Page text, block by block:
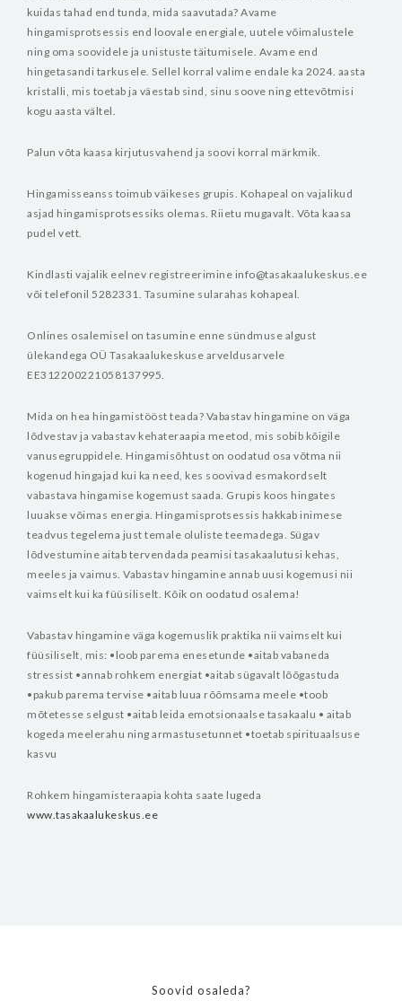
kuidas tahad end tunda, mida saavutada? Avame
hingamisprotsessis end loovale energiale, uutele võimalustele
ning oma soovidele ja unistuste täitumisele. Avame end
hingetasandi tarkusele. Sellel korral valime endale ka 2024. aasta
kristalli, mis toetab ja väestab sind, sinu soove ning ettevõtmisi
kogu aasta vältel.
Palun võta kaasa kirjutusvahend ja soovi korral märkmik.
Hingamisseanss toimub väikeses grupis. Kohapeal on vajalikud
asjad hingamisprotsessiks olemas. Riietu mugavalt. Võta kaasa
pudel vett.
Kindlasti vajalik eelnev registreerimine info@tasakaalukeskus.ee
või telefonil 5282331. Tasumine sularahas kohapeal.
Onlines osalemisel on tasumine enne sündmuse algust
ülekandega OÜ Tasakaalukeskuse arveldusarvele
EE312200221058137995.
Mida on hea hingamistööst teada? Vabastav hingamine on väga
lõdvestav ja vabastav kehateraapia meetod, mis sobib kõigile
vanusegruppidele. Hingamisõhtust on oodatud osa võtma nii
kogenud hingajad kui ka need, kes soovivad esmakordselt
vabastava hingamise kogemust saada. Grupis koos hingates
luuakse võimas energia. Hingamisprotsessis hakkab inimese
teadvus tegelema just temale oluliste teemadega. Sügav
lõdvestumine aitab tervendada peamisi tasakaalutusi kehas,
meeles ja vaimus. Vabastav hingamine annab uusi kogemusi nii
vaimselt kui ka füüsiliselt. Kõik on oodatud osalema!
Vabastav hingamine väga kogemuslik praktika nii vaimselt kui
füüsiliselt, mis: •loob parema enesetunde •aitab vabaneda
stressist •annab rohkem energiat •aitab sügavalt lõõgastuda
•pakub parema tervise •aitab luua rõõmsama meele •toob
mõtetesse selgust •aitab leida emotsionaalse tasakaalu • aitab
kogeda meelerahu ning armastusetunnet •toetab spirituaalsuse
kasvu
Rohkem hingamisteraapia kohta saate lugeda
www.tasakaalukeskus.ee
Soovid osaleda?